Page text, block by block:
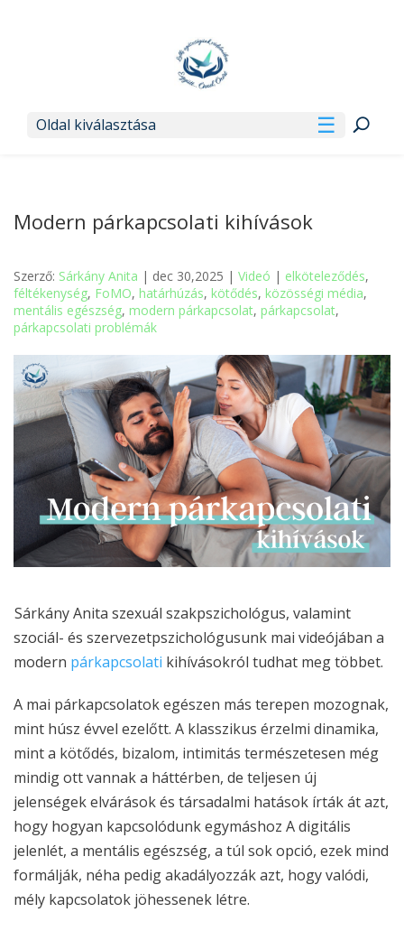
Oldal kiválasztása
Modern párkapcsolati kihívások
Szerző: Sárkány Anita | dec 30,2025 | Videó | elköteleződés,
féltékenység, FoMO, határhúzás, kötődés, közösségi média,
mentális egészség, modern párkapcsolat, párkapcsolat,
párkapcsolati problémák
Sárkány Anita szexuál szakpszichológus, valamint
szociál- és szervezetpszichológusunk mai videójában a
modern párkapcsolati kihívásokról tudhat meg többet.
A mai párkapcsolatok egészen más terepen mozognak,
mint húsz évvel ezelőtt. A klasszikus érzelmi dinamika,
mint a kötődés, bizalom, intimitás természetesen még
mindig ott vannak a háttérben, de teljesen új
jelenségek elvárások és társadalmi hatások írták át azt,
hogy hogyan kapcsolódunk egymáshoz A digitális
jelenlét, a mentális egészség, a túl sok opció, ezek mind
formálják, néha pedig akadályozzák azt, hogy valódi,
mély kapcsolatok jöhessenek létre.